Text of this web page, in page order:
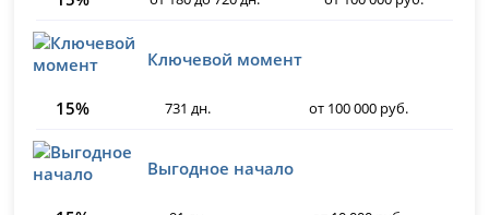
Ключевой момент
15% 731 дн. от 100 000 руб.
Выгодное начало